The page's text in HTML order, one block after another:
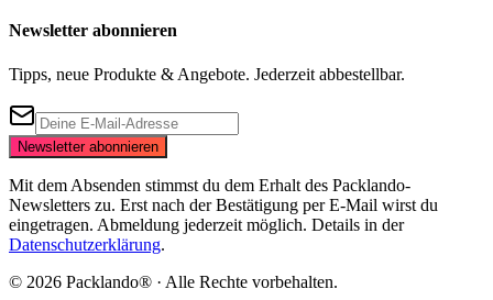
Newsletter abonnieren
Tipps, neue Produkte & Angebote. Jederzeit abbestellbar.
Newsletter abonnieren
Mit dem Absenden stimmst du dem Erhalt des Packlando-
Newsletters zu. Erst nach der Bestätigung per E-Mail wirst du
eingetragen. Abmeldung jederzeit möglich. Details in der
Datenschutzerklärung.
© 2026 Packlando® · Alle Rechte vorbehalten.